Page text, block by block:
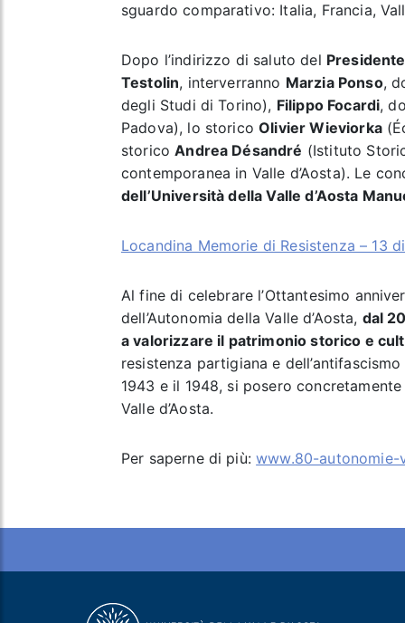
sguardo comparativo: Italia, Francia,
Dopo l’indirizzo di saluto del
Testolin, interverranno Marzia Ponso,
degli Studi di Torino), Filippo Focardi,
Padova), lo storicoOlivier Wieviorka
storicoAndrea Désandré (Istituto
contemporanea in Valle d’Aosta). Le
dell’Università della Valle d’Aosta
Locandina Memorie di Resistenza – 13
Al fine di celebrare l’Ottantesimo
dell’Autonomia della Valle d’Aosta, dal
a valorizzare il patrimonio storico e
resistenza partigiana e
1943 e il 1948, si posero
Valle d’Aosta.
Per saperne di più:www.80-autonomie-